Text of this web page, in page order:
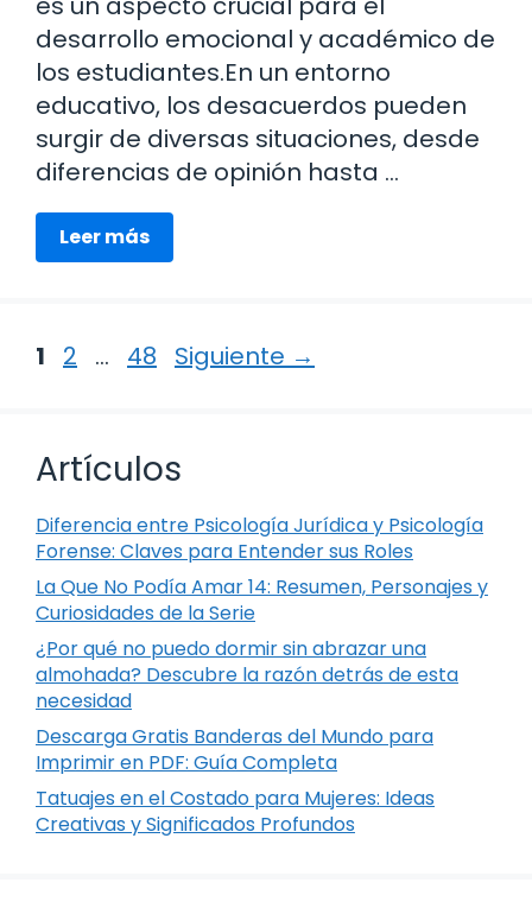
desarrollo emocional y académico de
los estudiantes.En un entorno
educativo, los desacuerdos pueden
surgir de diversas situaciones, desde
diferencias de opinión hasta …
Leer más
Página
1 Página
2 … Página
48 Siguiente →
Artículos
Diferencia entre Psicología Jurídica y Psicología
Forense: Claves para Entender sus Roles
La Que No Podía Amar 14: Resumen, Personajes y
Curiosidades de la Serie
¿Por qué no puedo dormir sin abrazar una
almohada? Descubre la razón detrás de esta
necesidad
Descarga Gratis Banderas del Mundo para
Imprimir en PDF: Guía Completa
Tatuajes en el Costado para Mujeres: Ideas
Creativas y Significados Profundos